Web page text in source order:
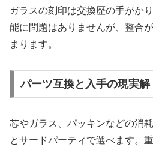
ガラスの刻印は交換歴の手がか
能に問題はありませんが、整合
まります。
パーツ互換と入手の現実解
芯やガラス、パッキンなどの消
とサードパーティで選べます。